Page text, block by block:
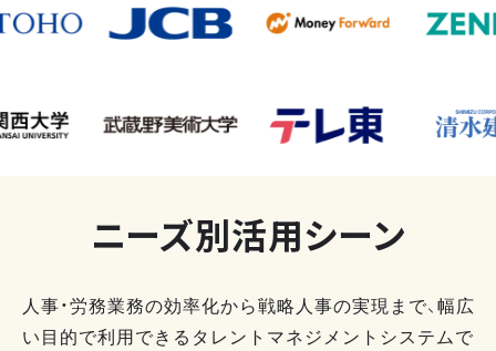
ニーズ別活用シーン
人事・労務業務の効率化から戦略人事の実現まで、幅広
い目的で利用できるタレントマネジメントシステムで